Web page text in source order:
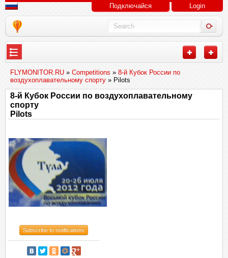
Подключайся Login
FLYMONITOR.RU » Competitions » 8-й Кубок России по
воздухоплавательному спорту » Pilots
8-й Кубок России по воздухоплавательному
спорту
Pilots
Subscribe to notifications